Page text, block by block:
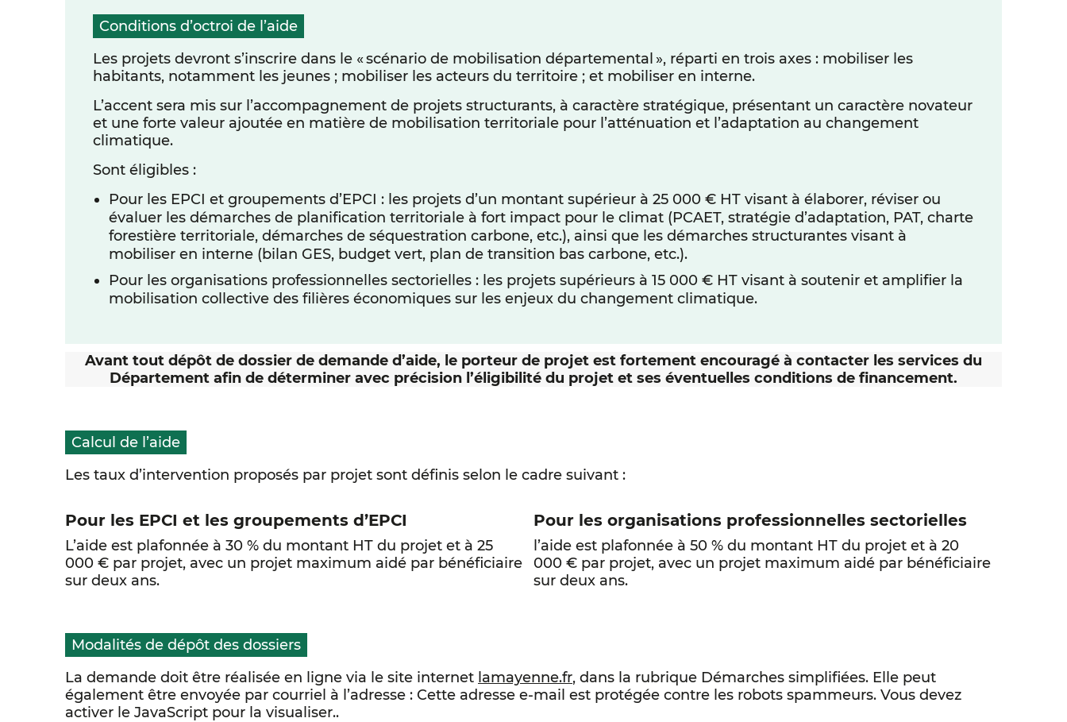
Conditions d’octroi de l’aide
Les projets devront s’inscrire dans le « scénario de mobilisation départemental », réparti en trois axes : mobiliser les
habitants, notamment les jeunes ; mobiliser les acteurs du territoire ; et mobiliser en interne.
L’accent sera mis sur l’accompagnement de projets structurants, à caractère stratégique, présentant un caractère novateur
et une forte valeur ajoutée en matière de mobilisation territoriale pour l’atténuation et l’adaptation au changement
climatique.
Sont éligibles :
Pour les EPCI et groupements d’EPCI : les projets d’un montant supérieur à 25 000 € HT visant à élaborer, réviser ou
évaluer les démarches de planification territoriale à fort impact pour le climat (PCAET, stratégie d’adaptation, PAT, charte
forestière territoriale, démarches de séquestration carbone, etc.), ainsi que les démarches structurantes visant à
mobiliser en interne (bilan GES, budget vert, plan de transition bas carbone, etc.).
Pour les organisations professionnelles sectorielles : les projets supérieurs à 15 000 € HT visant à soutenir et amplifier la
mobilisation collective des filières économiques sur les enjeux du changement climatique.
Avant tout dépôt de dossier de demande d’aide, le porteur de projet est fortement encouragé à contacter les services du
Département afin de déterminer avec précision l’éligibilité du projet et ses éventuelles conditions de financement.
Calcul de l’aide
Les taux d’intervention proposés par projet sont définis selon le cadre suivant :
Pour les EPCI et les groupements d’EPCI
L’aide est plafonnée à 30 % du montant HT du projet et à 25
000 € par projet, avec un projet maximum aidé par bénéficiaire
sur deux ans.
Pour les organisations professionnelles sectorielles
l’aide est plafonnée à 50 % du montant HT du projet et à 20
000 € par projet, avec un projet maximum aidé par bénéficiaire
sur deux ans.
Modalités de dépôt des dossiers
La demande doit être réalisée en ligne via le site internet lamayenne.fr, dans la rubrique Démarches simplifiées. Elle peut
également être envoyée par courriel à l’adresse : Cette adresse e-mail est protégée contre les robots spammeurs. Vous devez
activer le JavaScript pour la visualiser..